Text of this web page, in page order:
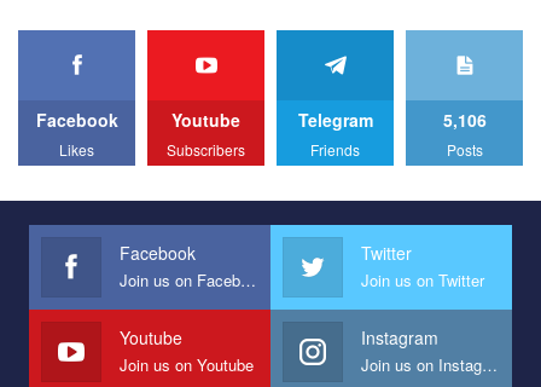
We appeal to your support and ask to help us implement our plan
All you have to do is to press "Like" below the video.
Эмоционально сильный ролик от команды "Гей-альянс
представляющий программу развития организации.
Мы просим вас поддержать нас и помочь нам реализовать
наш план по борьбе с насилием и дискриминацией на почве
СОГИ в Украине.
Все, что вам нужно сделать - это зайти на наш канал YouTube
Facebook
Likes
Youtube
Subscribers
Telegram
Friends
5,106
Posts
Facebook
Join us on Facebook
Twitter
Join us on Twitter
Youtube
Join us on Youtube
Instagram
Join us on Instagram